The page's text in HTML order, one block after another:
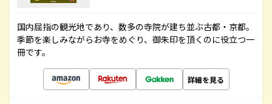
国内屈指の観光地であり、数多の寺院が建ち並ぶ古都・京都。
季節を楽しみながらお寺をめぐり、御朱印を頂くのに役立つ一
冊です。
詳細を見る